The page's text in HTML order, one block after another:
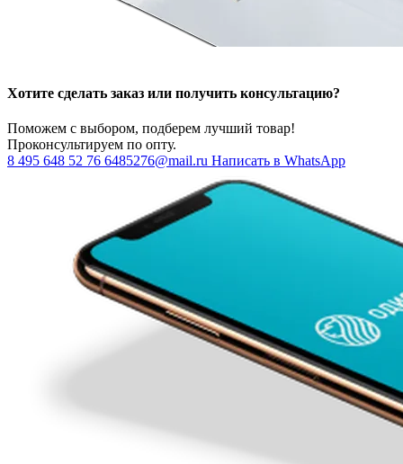
Хотите сделать заказ или получить консультацию?
Поможем с выбором, подберем лучший товар!
Проконсультируем по опту.
8 495 648 52 76 6485276@mail.ru Написать в WhatsApp